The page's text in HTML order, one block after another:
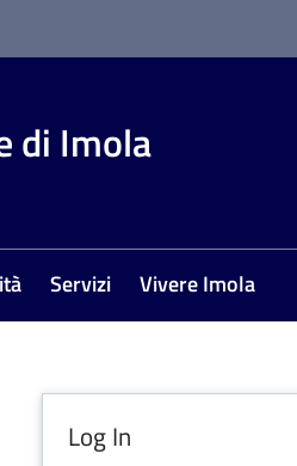
di Imola
Servizi Vivere Imola
Log In